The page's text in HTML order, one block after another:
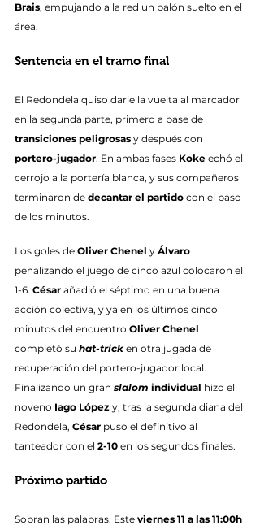
Brais, empujando a la red un balón suelto en el
área.
Sentencia en el tramo final
El Redondela quiso darle la vuelta al marcador
en la segunda parte, primero a base de
transiciones peligrosas y después con
portero-jugador. En ambas fases Koke echó el
cerrojo a la portería blanca, y sus compañeros
terminaron de decantar el partido con el paso
de los minutos.
Los goles de Oliver Chenel y Álvaro
penalizando el juego de cinco azul colocaron el
1-6. César añadió el séptimo en una buena
acción colectiva, y ya en los últimos cinco
minutos del encuentro Oliver Chenel
completó su hat-trick en otra jugada de
recuperación del portero-jugador local.
Finalizando un gran slalom individual hizo el
noveno Iago López y, tras la segunda diana del
Redondela, César puso el definitivo al
tanteador con el 2-10 en los segundos finales.
Próximo partido
Sobran las palabras. Este viernes 11 a las 11:00h